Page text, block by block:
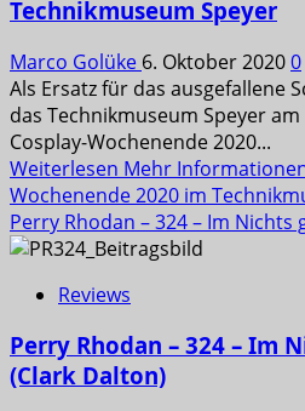
Technikmuseum Speyer
Marco Golüke 6. Oktober 20200
Als Ersatz für das ausgefallene
das Technikmuseum Speyer
Cosplay-Wochenende 2020...
Weiterlesen Mehr
Wochenende 2020 im
Perry Rhodan – 324 – Im
Reviews
Perry Rhodan – 324 – Im
(Clark Dalton)